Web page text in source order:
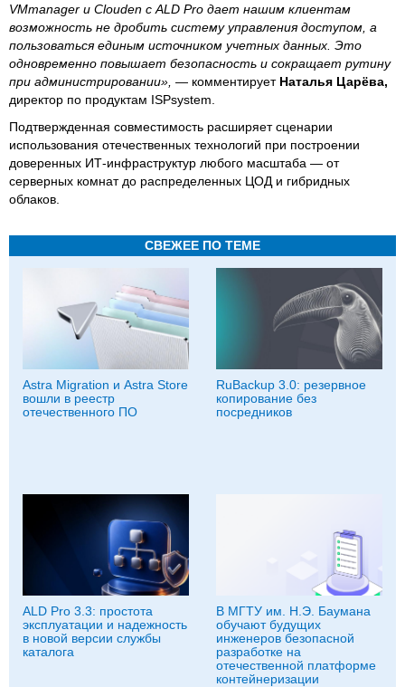
VMmanager и Clouden с ALD Pro дает нашим клиентам
возможность не дробить систему управления доступом, а
пользоваться единым источником учетных данных. Это
одновременно повышает безопасность и сокращает рутину
при администрировании», — комментирует Наталья Царёва,
директор по продуктам ISPsystem.
Подтвержденная совместимость расширяет сценарии
использования отечественных технологий при построении
доверенных ИТ-инфраструктур любого масштаба — от
серверных комнат до распределенных ЦОД и гибридных
облаков.
СВЕЖЕЕ ПО ТЕМЕ
Astra Migration и Astra Store
вошли в реестр
отечественного ПО
RuBackup 3.0: резервное
копирование без
посредников
ALD Pro 3.3: простота
эксплуатации и надежность
в новой версии службы
каталога
В МГТУ им. Н.Э. Баумана
обучают будущих
инженеров безопасной
разработке на
отечественной платформе
контейнеризации